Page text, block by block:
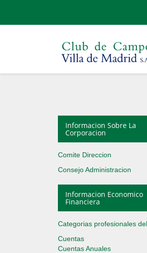
Informacion Sobre La
Corporacion
Comite Direccion
Consejo Administracion
Informacion Economico
Financiera
Categorias profesionales
Cuentas
Cuentas Anuales